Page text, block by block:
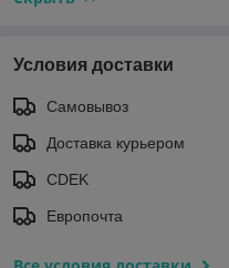
Условия доставки
Самовывоз
Доставка курьером
CDEK
Европочта